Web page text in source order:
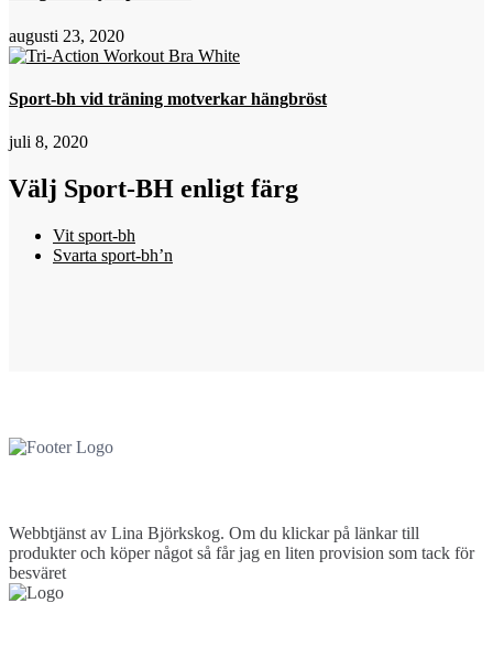
augusti 23, 2020
Sport-bh vid träning motverkar hängbröst
juli 8, 2020
Välj Sport-BH enligt färg
Vit sport-bh
Svarta sport-bh’n
Webbtjänst av Lina Björkskog. Om du klickar på länkar till
produkter och köper något så får jag en liten provision som tack för
besväret